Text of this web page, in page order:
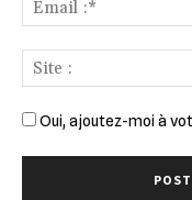
Oui, ajoutez-moi à